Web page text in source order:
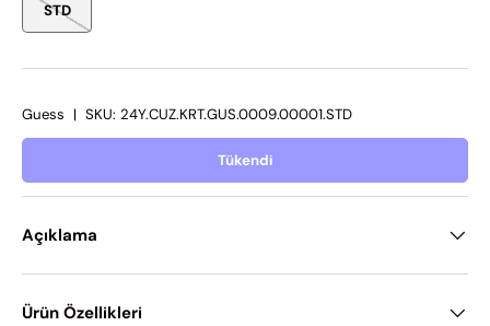
STD
Guess | SKU: 24Y.CUZ.KRT.GUS.0009.00001.STD
Tükendi
Açıklama
Ürün Özellikleri